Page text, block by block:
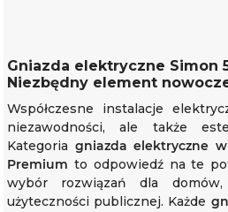
Gniazda elektryczne Simon
Niezbędny element
Współczesne instalacje
niezawodności, ale także
Kategoria gniazda elektryczne
Premium to odpowiedź na te
wybór rozwiązań dla
użyteczności publicznej. Każde